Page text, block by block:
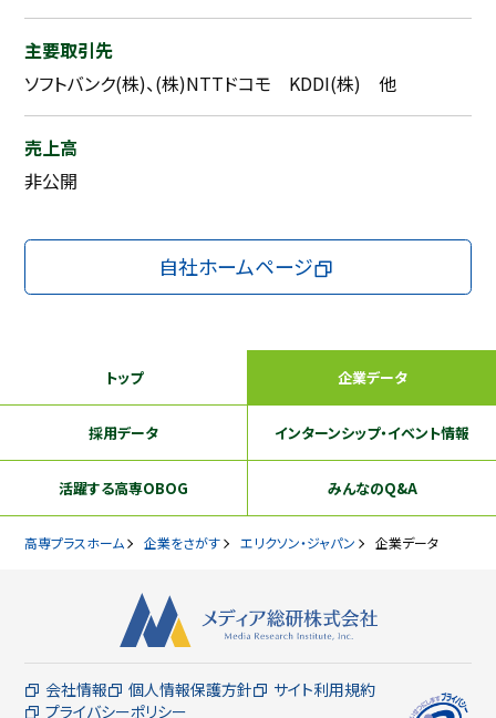
主要取引先
ソフトバンク(株)、(株)NTTドコモ KDDI(株) 他
売上高
非公開
自社ホームページ
トップ 企業データ
採用データ インターンシップ・イベント情報
活躍する高専OBOG みんなのQ&A
高専プラスホーム 企業をさがす エリクソン・ジャパン 企業データ
会社情報 個人情報保護方針
サイト利用規約
プライバシーポリシー